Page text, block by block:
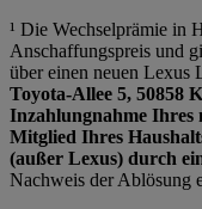
¹ Die Wechselprämie in
Anschaffungspreis und
über einen neuen Lexus
Toyota-Allee 5, 50858
Inzahlungnahme Ihres
Mitglied Ihres
(außer Lexus) durch
Nachweis der Ablösung